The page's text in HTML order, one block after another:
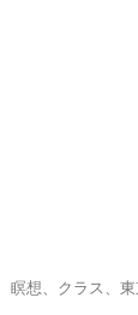
瞑想、 クラス、